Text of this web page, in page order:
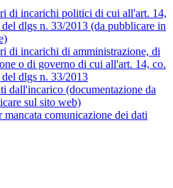
di incarichi politici di cui all'art. 14,
dlgs n. 33/2013 (da pubblicare in
di incarichi di amministrazione, di
o di governo di cui all'art. 14, co.
del dlgs n. 33/2013
dall'incarico (documentazione da
sul sito web)
mancata comunicazione dei dati